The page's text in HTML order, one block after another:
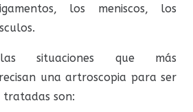
los meniscos, los
situaciones que más
una artroscopia para ser
tratadas son: